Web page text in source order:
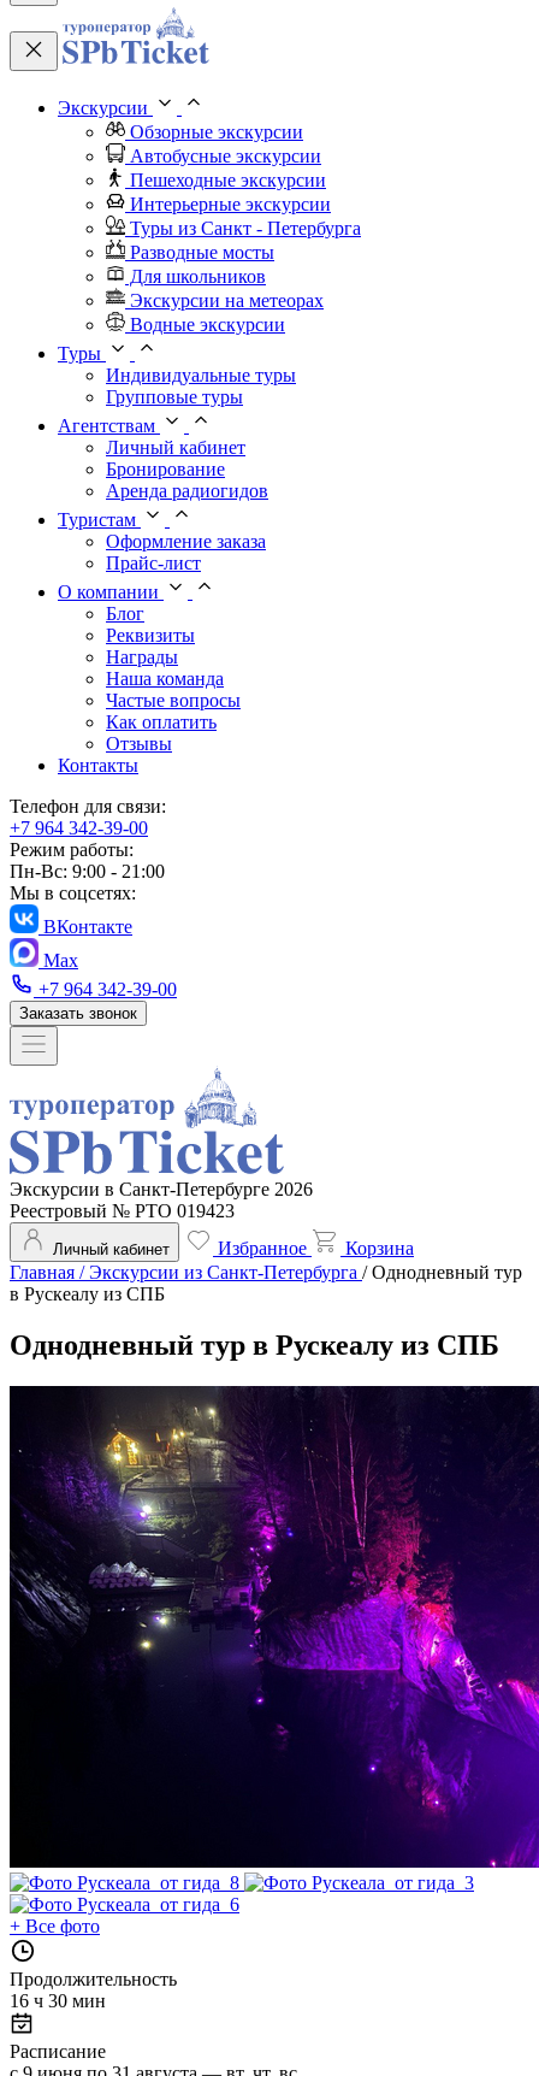
Экскурсии
Обзорные экскурсии
Автобусные экскурсии
Пешеходные экскурсии
Интерьерные экскурсии
Туры из Санкт - Петербурга
Разводные мосты
Для школьников
Экскурсии на метеорах
Водные экскурсии
Туры
Индивидуальные туры
Групповые туры
Агентствам
Личный кабинет
Бронирование
Аренда радиогидов
Туристам
Оформление заказа
Прайс-лист
О компании
Блог
Реквизиты
Награды
Наша команда
Частые вопросы
Как оплатить
Отзывы
Контакты
Телефон для связи:
+7 964 342-39-00
Режим работы:
Пн-Вс: 9:00 - 21:00
Мы в соцсетях:
ВКонтакте
Max
+7 964 342-39-00
Заказать звонок
Экскурсии в Санкт-Петербурге 2026
Реестровый № РТО 019423
Личный кабинет Избранное
Корзина
Главная /Экскурсии из Санкт-Петербурга /Однодневный тур
в Рускеалу из СПБ
Однодневный тур в Рускеалу из СПБ
+ Все фото
Продолжительность
16 ч 30 мин
Расписание